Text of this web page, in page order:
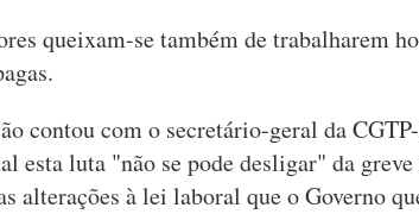
queixam-se também de trabalharem
contou com o secretário-geral da
esta luta "não se pode desligar" da
alterações à lei laboral que o Governo